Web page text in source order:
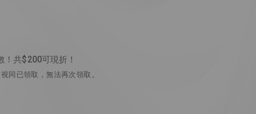
！共$200可現折！
同已領取，無法再次領取。